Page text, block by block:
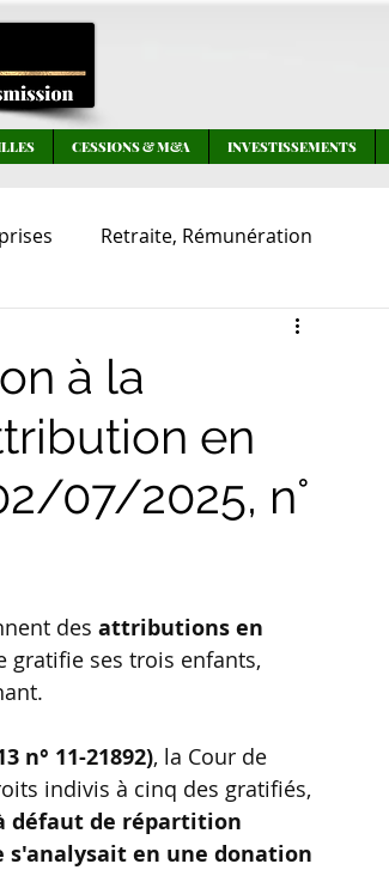
CESSIONS & M&A INVESTISSEMENTS
Retraite, Rémunération
Investissements
à la
en
07/2025, n°
des attributions en
gratifie ses trois enfants,
n° 11-21892), la Cour de
indivis à cinq des gratifiés,
défaut de répartition
s'analysait en une donation